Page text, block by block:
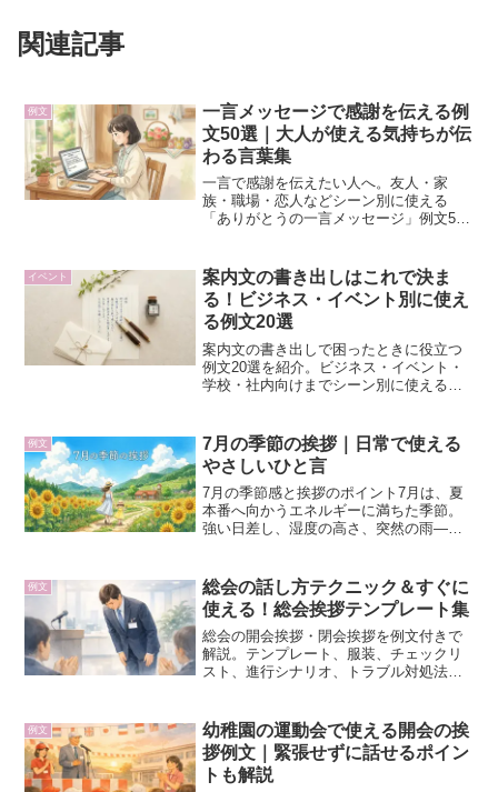
関連記事
例文
一言メッセージで感謝を伝える例
文50選｜大人が使える気持ちが伝
わる言葉集
一言で感謝を伝えたい人へ。友人・家
族・職場・恋人などシーン別に使える
「ありがとうの一言メッセージ」例文50
イベント
案内文の書き出しはこれで決ま
る！ビジネス・イベント別に使え
る例文20選
案内文の書き出しで困ったときに役立つ
例文20選を紹介。ビジネス・イベント・
学校・社内向けまでシーン別に使える文
例文
7月の季節の挨拶｜日常で使える
やさしいひと言
7月の季節感と挨拶のポイント7月は、夏
本番へ向かうエネルギーに満ちた季節。
強い日差し、湿度の高さ、突然の雨——
「暑さへの気遣い」「無理をしないよう
に」「爽やかさ...
例文
総会の話し方テクニック＆すぐに
使える！総会挨拶テンプレート集
総会の開会挨拶・閉会挨拶を例文付きで
解説。テンプレート、服装、チェックリ
スト、進行シナリオ、トラブル対処法、
例文
幼稚園の運動会で使える開会の挨
拶例文｜緊張せずに話せるポイン
トも解説